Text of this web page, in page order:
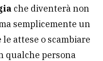
che diventerà non
semplicemente un
attese o scambiare
qualche persona